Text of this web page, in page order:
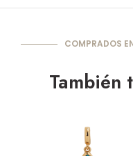
COMPRADOS
También